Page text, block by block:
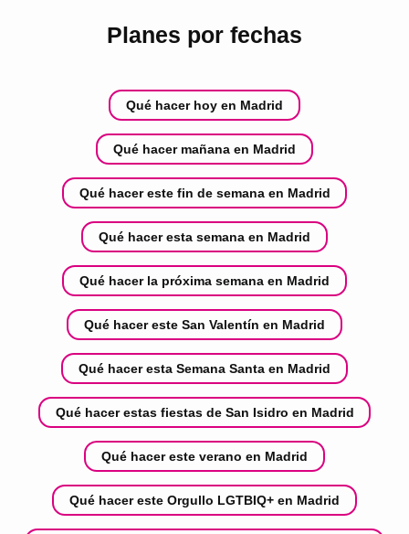
Planes por fechas
Qué hacer hoy en Madrid
Qué hacer mañana en Madrid
Qué hacer este fin de semana en Madrid
Qué hacer esta semana en Madrid
Qué hacer la próxima semana en Madrid
Qué hacer este San Valentín en Madrid
Qué hacer esta Semana Santa en Madrid
Qué hacer estas fiestas de San Isidro en Madrid
Qué hacer este verano en Madrid
Qué hacer este Orgullo LGTBIQ+ en Madrid